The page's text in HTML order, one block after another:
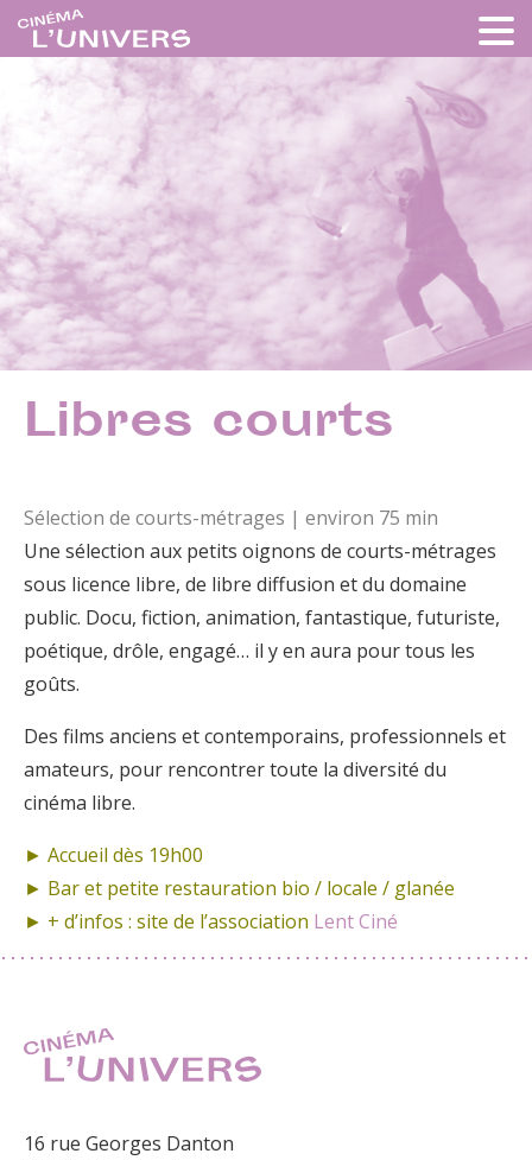
Libres courts
Sélection de courts-métrages | environ 75 min
Une sélection aux petits oignons de courts-métrages
sous licence libre, de libre diffusion et du domaine
public. Docu, fiction, animation, fantastique, futuriste,
poétique, drôle, engagé… il y en aura pour tous les
goûts.
Des films anciens et contemporains, professionnels et
amateurs, pour rencontrer toute la diversité du
cinéma libre.
► Accueil dès 19h00
► Bar et petite restauration bio / locale / glanée
► + d’infos : site de l’association Lent Ciné
16 rue Georges Danton